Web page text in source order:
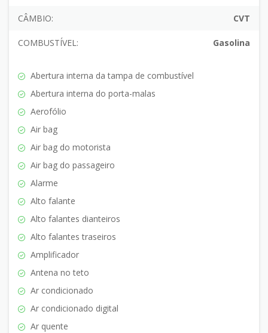
CÂMBIO: CVT
COMBUSTÍVEL: Gasolina
Abertura interna da tampa de combustível
Abertura interna do porta-malas
Aerofólio
Air bag
Air bag do motorista
Air bag do passageiro
Alarme
Alto falante
Alto falantes dianteiros
Alto falantes traseiros
Amplificador
Antena no teto
Ar condicionado
Ar condicionado digital
Ar quente